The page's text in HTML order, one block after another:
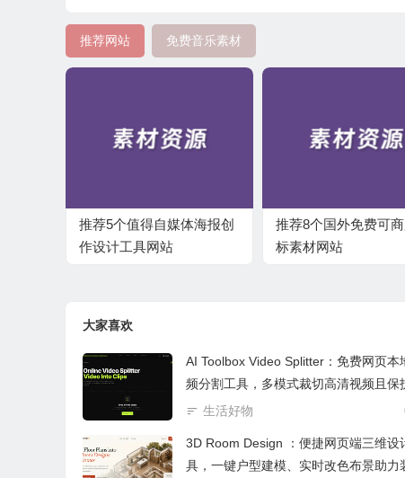
推荐网站 免费音乐素材
推荐5个值得自媒体海报创
作设计工具网站
推荐8个国外免费可
标素材网站
大家喜欢
AI Toolbox Video Splitter：免费网页本
频分割工具，多模式裁切高清视频且保
私 生活好物
3D Room Design ：便捷网页端三维设
具，一键户型建模、实时改色布景助力